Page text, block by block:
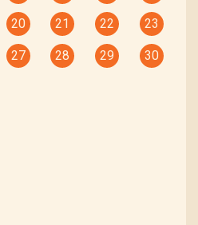
20 21 22 23
27 28 29 30